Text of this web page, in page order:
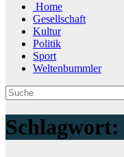
Home
Gesellschaft
Kultur
Politik
Sport
Weltenbummler
Schlagwort: